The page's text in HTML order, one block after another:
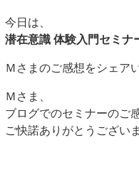
今日は、
潜在意識 体験入門セミナ
Ｍさまのご感想をシェア
Ｍさま、
ブログでのセミナーのご
ご快諾ありがとうござい